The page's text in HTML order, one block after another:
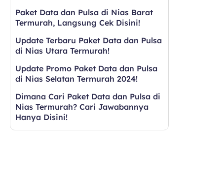
Paket Data dan Pulsa di Nias Barat
Termurah, Langsung Cek Disini!
Update Terbaru Paket Data dan Pulsa
di Nias Utara Termurah!
Update Promo Paket Data dan Pulsa
di Nias Selatan Termurah 2024!
Dimana Cari Paket Data dan Pulsa di
Nias Termurah? Cari Jawabannya
Hanya Disini!